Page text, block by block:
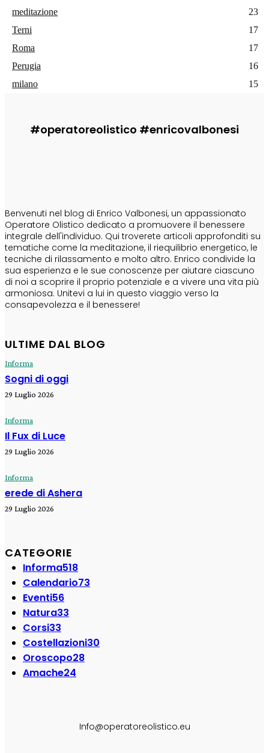
meditazione
23
Terni
17
Roma
17
Perugia
16
milano
15
#operatoreolistico #enricovalbonesi
Benvenuti nel blog di Enrico Valbonesi, un appassionato
Operatore Olistico dedicato a promuovere il benessere
integrale dell'individuo. Qui troverete articoli approfonditi su
tematiche come la meditazione, il riequilibrio energetico, le
tecniche di rilassamento e molto altro. Enrico condivide la
sua esperienza e le sue conoscenze per aiutare ciascuno
di noi a scoprire il proprio potenziale e a vivere una vita più
armoniosa. Unitevi a lui in questo viaggio verso la
consapevolezza e il benessere!
ULTIME DAL BLOG
Informa
Sogni di oggi
29 Luglio 2026
Informa
Il Fux di Luce
29 Luglio 2026
Informa
erede di Ashera
29 Luglio 2026
CATEGORIE
Informa518
Calendario73
Eventi56
Natura33
Corsi33
Costellazioni30
Oroscopo28
Amache24
Info@operatoreolistico.eu